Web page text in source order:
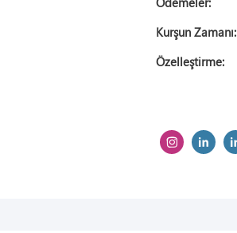
Kurşun Zamanı:
Özelleştirme: